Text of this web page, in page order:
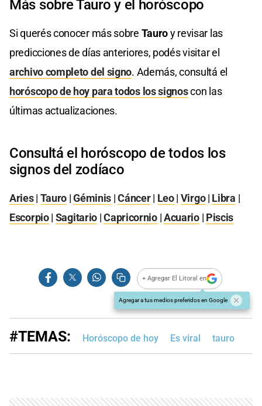
Más sobre Tauro y el horóscopo
Si querés conocer más sobre Tauroy revisar las
predicciones de días anteriores, podés visitar el
archivo completo del signo. Además, consultá el
horóscopo de hoy para todos los signoscon las
últimas actualizaciones.
Consultá el horóscopo de todos los
signos del zodíaco
Aries| Tauro |Géminis |Cáncer| Leo| Virgo| Libra |
Escorpio| Sagitario |Capricornio|Acuario| Piscis
+ Agregar El Litoral en
Agregar a tus medios preferidos en Google
#TEMAS: Horóscopo de hoy Es viral tauro